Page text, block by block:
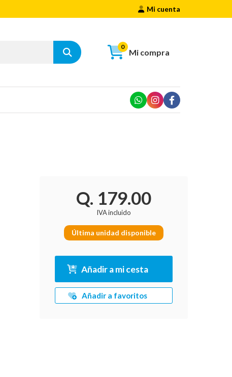
Mi cuenta
Mi compra
0
Q. 179.00
IVA incluido
Última unidad disponible
Añadir a mi cesta
Añadir a favoritos